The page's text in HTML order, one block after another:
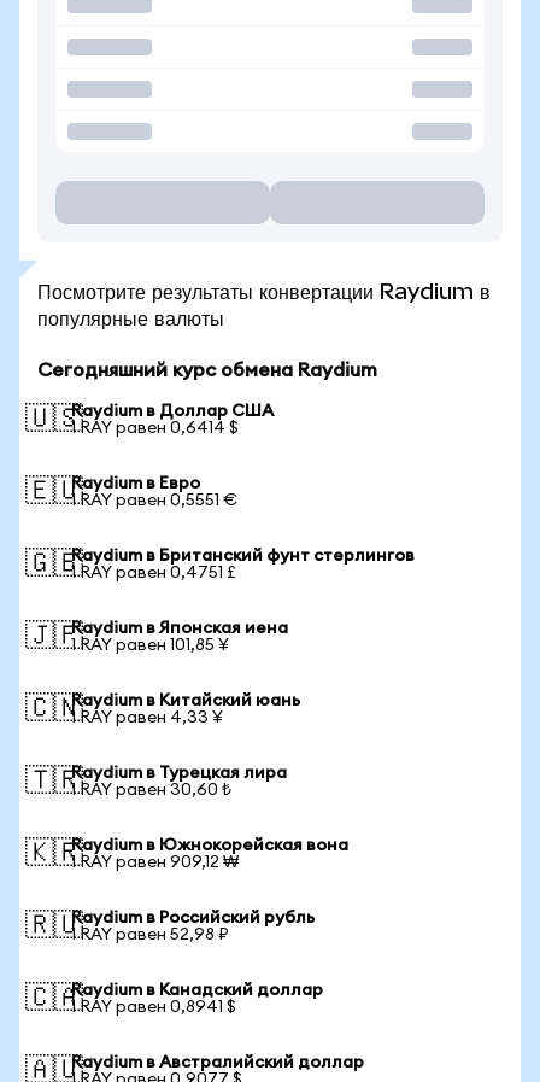
Посмотрите результаты конвертации Raydium в
популярные валюты
Сегодняшний курс обмена Raydium
🇺🇸Raydium в Доллар США
1 RAY равен 0,6414 $
🇪🇺Raydium в Евро
1 RAY равен 0,5551 €
🇬🇧Raydium в Британский фунт стерлингов
1 RAY равен 0,4751 £
🇯🇵Raydium в Японская иена
1 RAY равен 101,85 ¥
🇨🇳Raydium в Китайский юань
1 RAY равен 4,33 ¥
🇹🇷Raydium в Турецкая лира
1 RAY равен 30,60 ₺
🇰🇷Raydium в Южнокорейская вона
1 RAY равен 909,12 ₩
🇷🇺Raydium в Российский рубль
1 RAY равен 52,98 ₽
🇨🇦Raydium в Канадский доллар
1 RAY равен 0,8941 $
🇦🇺Raydium в Австралийский доллар